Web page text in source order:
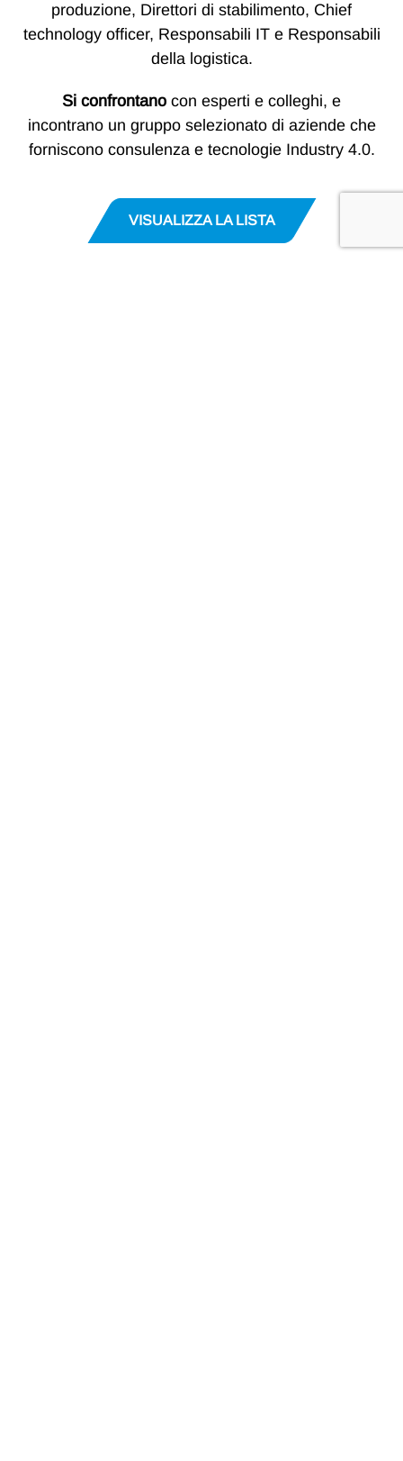
produzione, Direttori di stabilimento, Chief
technology officer, Responsabili IT e Responsabili
della logistica.
Si confrontano con esperti e colleghi, e
incontrano un gruppo selezionato di aziende che
forniscono consulenza e tecnologie Industry 4.0.
VISUALIZZA LA LISTA